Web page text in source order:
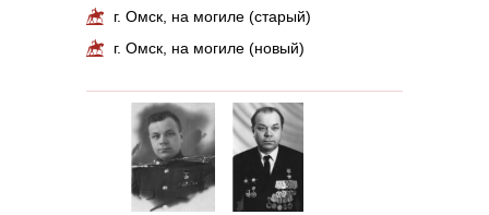
г. Омск, на могиле (старый)
г. Омск, на могиле (новый)